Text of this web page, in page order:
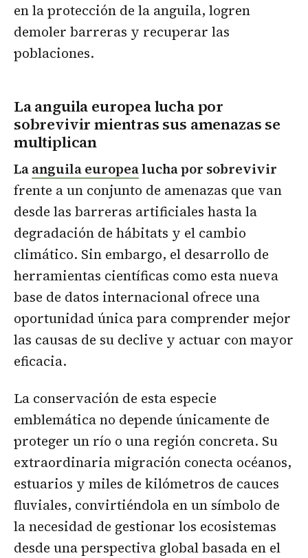
en la protección de la anguila, logren
demoler barreras y recuperar las
poblaciones.
La anguila europea lucha por
sobrevivir mientras sus amenazas se
multiplican
Laanguila europealucha por sobrevivir
frente a un conjunto de amenazas que van
desde las barreras artificiales hasta la
degradación de hábitats y el cambio
climático. Sin embargo, el desarrollo de
herramientas científicas como esta nueva
base de datos internacional ofrece una
oportunidad única para comprender mejor
las causas de su declive y actuar con mayor
eficacia.
La conservación de esta especie
emblemática no depende únicamente de
proteger un río o una región concreta. Su
extraordinaria migración conecta océanos,
estuarios y miles de kilómetros de cauces
fluviales, convirtiéndola en un símbolo de
la necesidad de gestionar los ecosistemas
desde una perspectiva global basada en el